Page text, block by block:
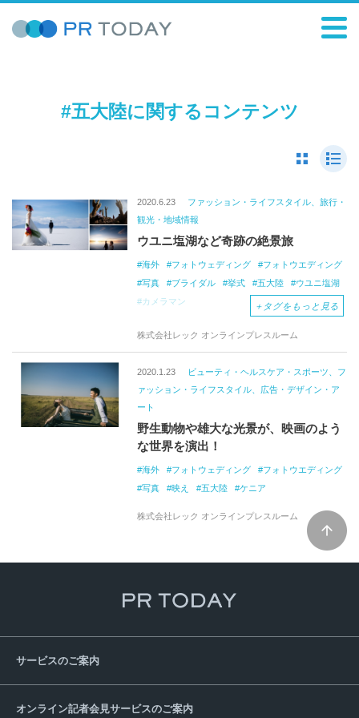
#五大陸に関するコンテンツ
2020.6.23
ファッション・ライフスタイル、旅行・
観光・地域情報
ウユニ塩湖など奇跡の絶景旅
海外 フォトウェディング
フォトウエディング
写真
ブライダル 挙式 五大陸
ウユニ塩湖
カメラマン
＋ タグをもっと見る
株式会社レック オンラインプレスルーム
2020.1.23
ビューティ・ヘルスケア・スポーツ、フ
ァッション・ライフスタイル、広告・デザイン・ア
ート
野生動物や雄大な光景が、映画のよう
な世界を演出！
海外 フォトウェディング
フォトウエディング
写真
映え 五大陸 ケニア
株式会社レック オンラインプレスルーム
サービスのご案内
オンライン記者会見サービスのご案内